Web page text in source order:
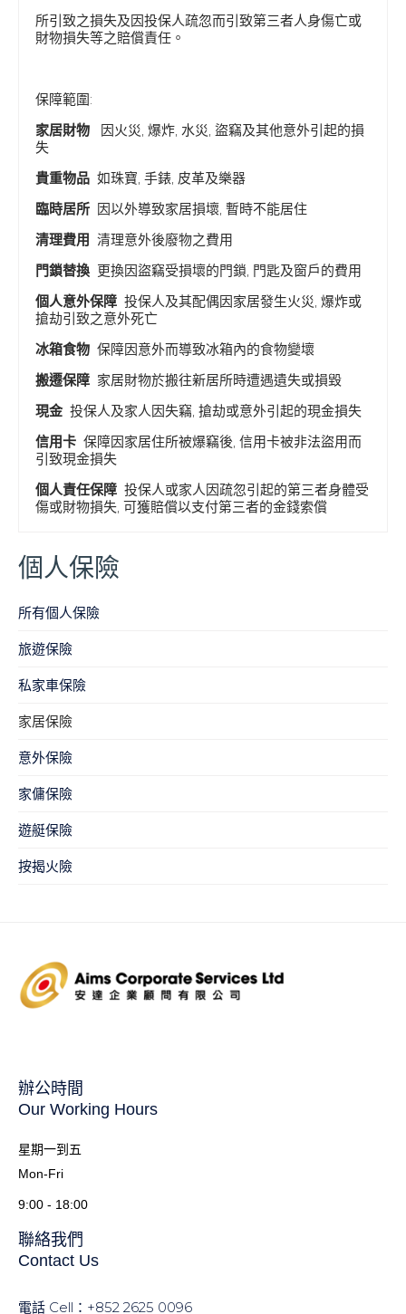
所引致之損失及因投保人疏忽而引致第三者人身傷亡或
財物損失等之賠償責任。
保障範圍:
家居財物 因火災, 爆炸, 水災, 盜竊及其他意外引起的損
失
貴重物品 如珠寶, 手錶, 皮革及樂器
臨時居所 因以外導致家居損壞, 暫時不能居住
清理費用 清理意外後廢物之費用
門鎖替換 更換因盜竊受損壞的門鎖, 門匙及窗戶的費用
個人意外保障 投保人及其配偶因家居發生火災, 爆炸或
搶劫引致之意外死亡
冰箱食物 保障因意外而導致冰箱內的食物變壞
搬遷保障 家居財物於搬往新居所時遭遇遺失或損毀
現金投保人及家人因失竊, 搶劫或意外引起的現金損失
信用卡 保障因家居住所被爆竊後, 信用卡被非法盜用而
引致現金損失
個人責任保障 投保人或家人因疏忽引起的第三者身體受
傷或財物損失, 可獲賠償以支付第三者的金錢索償
個人保險
所有個人保險
旅遊保險
私家車保險
家居保險
意外保險
家傭保險
遊艇保險
按揭火險
辦公時間
Our Working Hours
星期一到五
Mon-Fri
9:00 - 18:00
聯絡我們
Contact Us
電話 Cell：+852 2625 0096